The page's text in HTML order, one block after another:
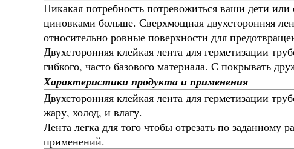
Никакая потребность потревожиться ваши дети
циновками больше. Сверхмощная двухсторонняя
относительно ровные поверхности для
Двухсторонняя клейкая лента для герметизации
гибкого, часто базового материала. С покрывать
Характеристики продукта и применения
Двухсторонняя клейкая лента для герметизации
жару, холод, и влагу.
Лента легка для того чтобы отрезать по
применений.